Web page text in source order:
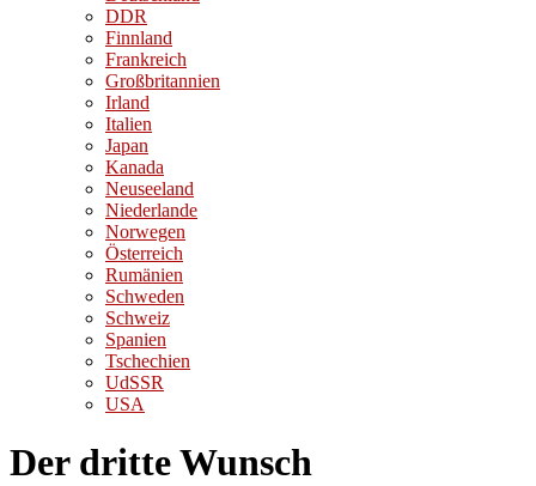
DDR
Finnland
Frankreich
Großbritannien
Irland
Italien
Japan
Kanada
Neuseeland
Niederlande
Norwegen
Österreich
Rumänien
Schweden
Schweiz
Spanien
Tschechien
UdSSR
USA
Der dritte Wunsch